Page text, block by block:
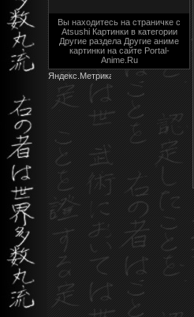
Вы находитесь на страничке с
Atsushi Картинки в категории
Другие раздела Другие аниме
картинки на сайте Portal-
Anime.Ru